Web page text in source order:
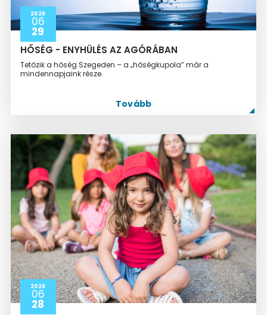
2026
06
29
HŐSÉG - ENYHÜLÉS AZ AGÓRÁBAN
Tetőzik a hőség Szegeden – a „hőségkupola” már a
mindennapjaink része.
Tovább
2026
06
28